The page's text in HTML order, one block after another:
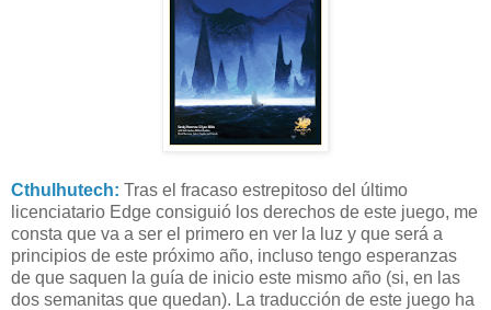
Cthulhutech: Tras el fracaso estrepitoso del último
licenciatario Edge consiguió los derechos de este juego, me
consta que va a ser el primero en ver la luz y que será a
principios de este próximo año, incluso tengo esperanzas
de que saquen la guía de inicio este mismo año (si, en las
dos semanitas que quedan). La traducción de este juego ha